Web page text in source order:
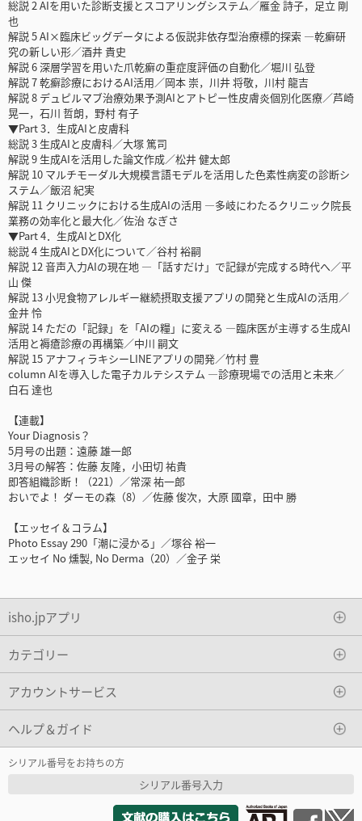
総説 2 AIを用いた診断支援とスコアリングシステム／雁金 詩子，足立 剛
也
解説 5 AI×臨床ビッグデータによる仮説非依存型治療標的探索 ―乾癬研
究の新しい形／酒井 貴史
解説 6 深層学習を用いた爪乾癬の重症度評価の自動化／堀川 弘登
解説 7 乾癬診療におけるAI活用／岡本 崇，川井 将敬，川村 龍吉
解説 8 デュピルマブ治療効果予測AIとアトピー性皮膚炎個別化医療／芦崎
晃一，石川 哲朗，野村 有子
▼Part 3．生成AIと皮膚科
総説 3 生成AIと皮膚科／大塚 篤司
解説 9 生成AIを活用した論文作成／松井 健太郎
解説 10 マルチモーダル大規模言語モデルを活用した色素性病変の診断シ
ステム／飯沼 紀実
解説 11 クリニックにおける生成AIの活用 ―多岐にわたるクリニック院長
業務の効率化と最大化／佐治 なぎさ
▼Part 4．生成AIとDX化
総説 4 生成AIとDX化について／谷村 裕嗣
解説 12 音声入力AIの現在地 ―「話すだけ」で記録が完成する時代へ／平
山 傑
解説 13 小児食物アレルギー継続摂取支援アプリの開発と生成AIの活用／
金井 怜
解説 14 ただの「記録」を「AIの糧」に変える ―臨床医が主導する生成AI
活用と褥瘡診療の再構築／中川 嗣文
解説 15 アナフィラキシーLINEアプリの開発／竹村 豊
column AIを導入した電子カルテシステム ―診療現場での活用と未来／
白石 達也
【連載】
Your Diagnosis？
5月号の出題：遠藤 雄一郎
3月号の解答：佐藤 友隆，小田切 祐貴
即答組織診断！（221）／常深 祐一郎
おいでよ！ ダーモの森（8）／佐藤 俊次，大原 國章，田中 勝
【エッセイ＆コラム】
Photo Essay 290「潮に浸かる」／塚谷 裕一
エッセイ No 燻製, No Derma（20）／金子 栄
isho.jpアプリ
カテゴリー
アカウントサービス
ヘルプ＆ガイド
シリアル番号をお持ちの方
シリアル番号入力